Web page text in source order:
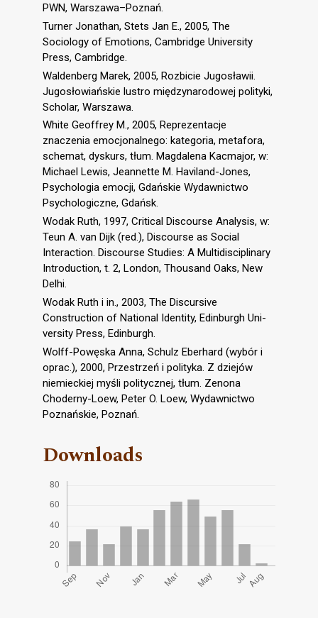
PWN, Warszawa–Poznań.
Turner Jonathan, Stets Jan E., 2005, The
Sociology of Emotions, Cambridge University
Press, Cambridge.
Waldenberg Marek, 2005, Rozbicie Jugosławii.
Jugosłowiańskie lustro międzynarodowej polityki,
Scholar, Warszawa.
White Geoffrey M., 2005, Reprezentacje
znaczenia emocjonalnego: kategoria, metafora,
schemat, dyskurs, tłum. Magdalena Kacmajor, w:
Michael Lewis, Jeannette M. Haviland-Jones,
Psychologia emocji, Gdańskie Wydawnictwo
Psychologiczne, Gdańsk.
Wodak Ruth, 1997, Critical Discourse Analysis, w:
Teun A. van Dijk (red.), Discourse as Social
Interaction. Discourse Studies: A Multidisciplinary
Introduction, t. 2, London, Thousand Oaks, New
Delhi.
Wodak Ruth i in., 2003, The Discursive
Construction of National Identity, Edinburgh Uni-
versity Press, Edinburgh.
Wolff-Powęska Anna, Schulz Eberhard (wybór i
oprac.), 2000, Przestrzeń i polityka. Z dziejów
niemieckiej myśli politycznej, tłum. Zenona
Choderny-Loew, Peter O. Loew, Wydawnictwo
Poznańskie, Poznań.
Downloads